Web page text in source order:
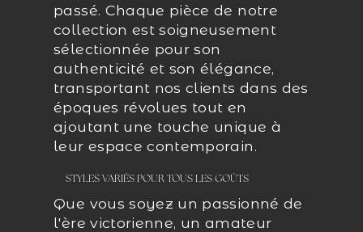
passé. Chaque pièce de notre
collection est soigneusement
sélectionnée pour son
authenticité et son élégance,
transportant nos clients dans des
époques révolues tout en
ajoutant une touche unique à
leur espace contemporain.
STYLES VARIÉS POUR TOUS LES GOÛTS
Que vous soyez un passionné de
l'ère victorienne, un amateur